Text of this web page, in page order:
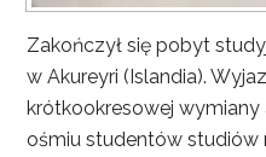
Zakończył się pobyt
w Akureyri (Islandia).
krótkookresowej wymiany
ośmiu studentów studiów